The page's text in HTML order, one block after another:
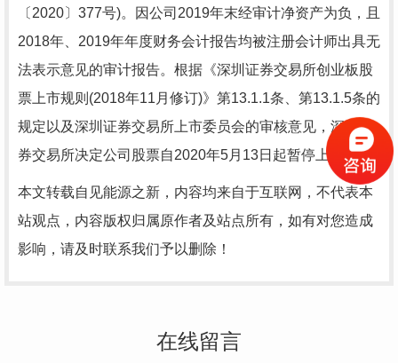
〔2020〕377号)。因公司2019年末经审计净资产为负，且
2018年、2019年年度财务会计报告均被注册会计师出具无
法表示意见的审计报告。根据《深圳证券交易所创业板股
票上市规则(2018年11月修订)》第13.1.1条、第13.1.5条的
规定以及深圳证券交易所上市委员会的审核意见，深圳证
券交易所决定公司股票自2020年5月13日起暂停上市。
本文转载自见能源之新，内容均来自于互联网，不代表本
站观点，内容版权归属原作者及站点所有，如有对您造成
影响，请及时联系我们予以删除！
在线留言